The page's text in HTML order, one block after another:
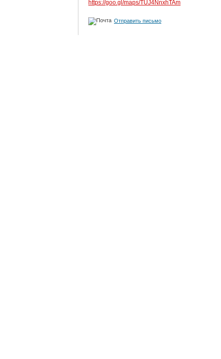
https://goo.gl/maps/TUJ4NnxhTAm
Отправить письмо